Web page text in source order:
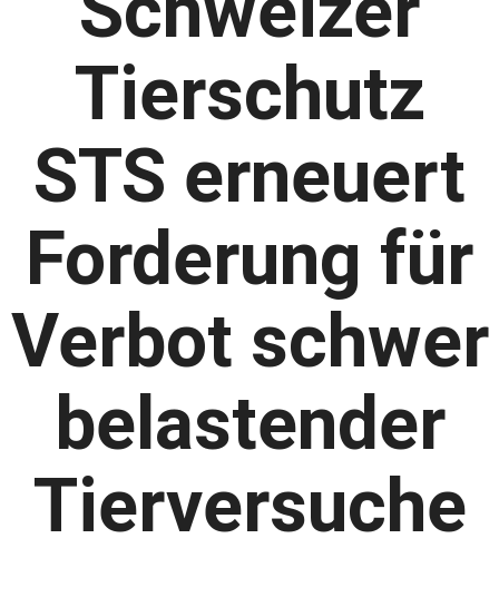
Tierschutz
STS erneuert
Forderung für
Verbot schwer
belastender
Tierversuche